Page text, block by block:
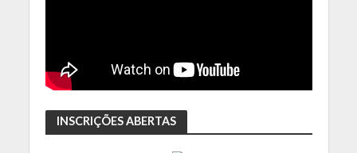
INSCRIÇÕES ABERTAS